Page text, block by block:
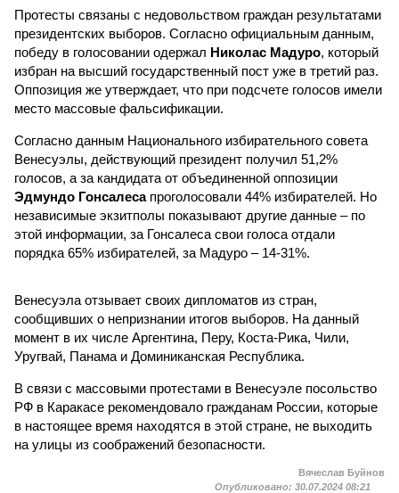
Протесты связаны с недовольством граждан результатами
президентских выборов. Согласно официальным данным,
победу в голосовании одержал Николас Мадуро, который
избран на высший государственный пост уже в третий раз.
Оппозиция же утверждает, что при подсчете голосов имели
место массовые фальсификации.
Согласно данным Национального избирательного совета
Венесуэлы, действующий президент получил 51,2%
голосов, а за кандидата от объединенной оппозиции
Эдмундо Гонсалесапроголосовали 44% избирателей. Но
независимые экзитполы показывают другие данные – по
этой информации, за Гонсалеса свои голоса отдали
порядка 65% избирателей, за Мадуро – 14-31%.
Венесуэла отзывает своих дипломатов из стран,
сообщивших о непризнании итогов выборов. На данный
момент в их числе Аргентина, Перу, Коста-Рика, Чили,
Уругвай, Панама и Доминиканская Республика.
В связи с массовыми протестами в Венесуэле посольство
РФ в Каракасе рекомендовало гражданам России, которые
в настоящее время находятся в этой стране, не выходить
на улицы из соображений безопасности.
Вячеслав Буйнов
Опубликовано: 30.07.2024 08:21